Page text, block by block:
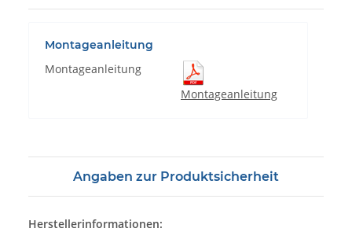
Montageanleitung
Montageanleitung
Montageanleitung
Angaben zur Produktsicherheit
Herstellerinformationen: